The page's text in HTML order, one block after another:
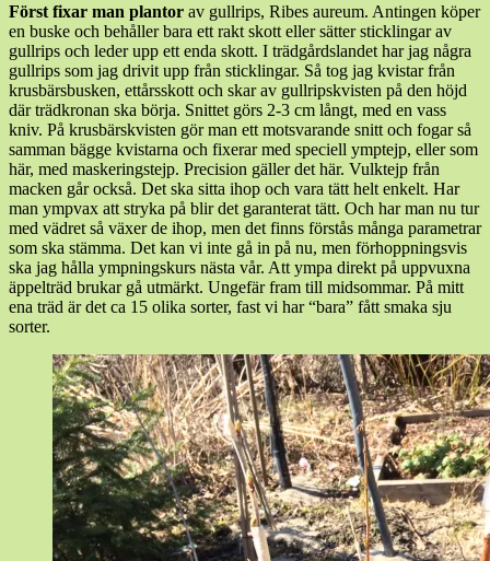
Först fixar man plantor av gullrips, Ribes aureum. Antingen köper
en buske och behåller bara ett rakt skott eller sätter sticklingar av
gullrips och leder upp ett enda skott. I trädgårdslandet har jag några
gullrips som jag drivit upp från sticklingar. Så tog jag kvistar från
krusbärsbusken, ettårsskott och skar av gullripskvisten på den höjd
där trädkronan ska börja. Snittet görs 2-3 cm långt, med en vass
kniv. På krusbärskvisten gör man ett motsvarande snitt och fogar så
samman bägge kvistarna och fixerar med speciell ymptejp, eller som
här, med maskeringstejp. Precision gäller det här. Vulktejp från
macken går också. Det ska sitta ihop och vara tätt helt enkelt. Har
man ympvax att stryka på blir det garanterat tätt. Och har man nu tur
med vädret så växer de ihop, men det finns förstås många parametrar
som ska stämma. Det kan vi inte gå in på nu, men förhoppningsvis
ska jag hålla ympningskurs nästa vår. Att ympa direkt på uppvuxna
äppelträd brukar gå utmärkt. Ungefär fram till midsommar. På mitt
ena träd är det ca 15 olika sorter, fast vi har “bara” fått smaka sju
sorter.